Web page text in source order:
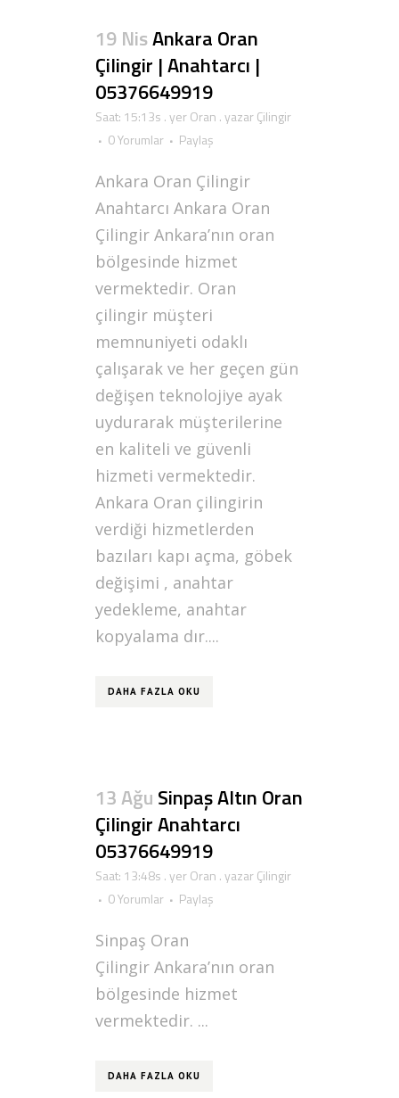
19 NisAnkara Oran
Çilingir | Anahtarcı |
05376649919
Saat: 15:13s . yerOran . yazarÇilingir
0 Yorumlar
Paylaş
Ankara Oran Çilingir
Anahtarcı Ankara Oran
Çilingir Ankara’nın oran
bölgesinde hizmet
vermektedir. Oran
çilingir müşteri
memnuniyeti odaklı
çalışarak ve her geçen gün
değişen teknolojiye ayak
uydurarak müşterilerine
en kaliteli ve güvenli
hizmeti vermektedir.
Ankara Oran çilingirin
verdiği hizmetlerden
bazıları kapı açma, göbek
değişimi , anahtar
yedekleme, anahtar
kopyalama dır....
DAHA FAZLA OKU
13 Ağu Sinpaş Altın Oran
Çilingir Anahtarcı
05376649919
Saat: 13:48s . yerOran . yazarÇilingir
0 Yorumlar
Paylaş
Sinpaş Oran
Çilingir Ankara’nın oran
bölgesinde hizmet
vermektedir. ...
DAHA FAZLA OKU